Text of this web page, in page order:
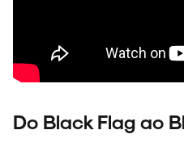
Do Black Flag ao